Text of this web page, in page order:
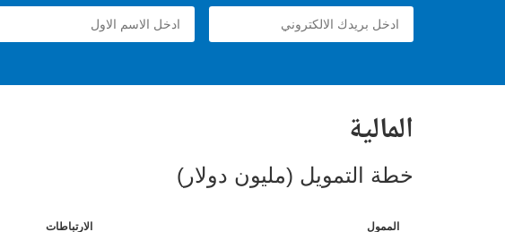
المالية
خطة التمويل (مليون دولار)
الممول الارتباطات